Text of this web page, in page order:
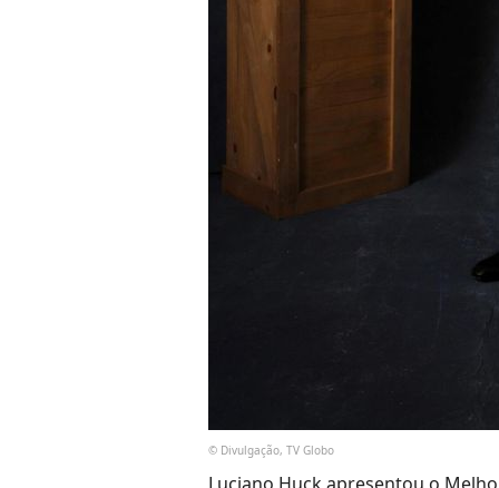
© Divulgação, TV Globo